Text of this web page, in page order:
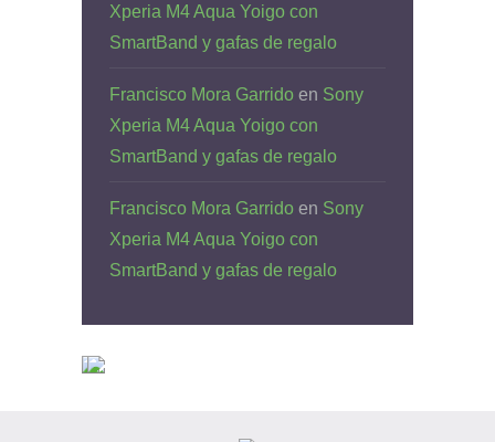
Xperia M4 Aqua Yoigo con
SmartBand y gafas de regalo
Francisco Mora Garrido en Sony
Xperia M4 Aqua Yoigo con
SmartBand y gafas de regalo
Francisco Mora Garrido en Sony
Xperia M4 Aqua Yoigo con
SmartBand y gafas de regalo